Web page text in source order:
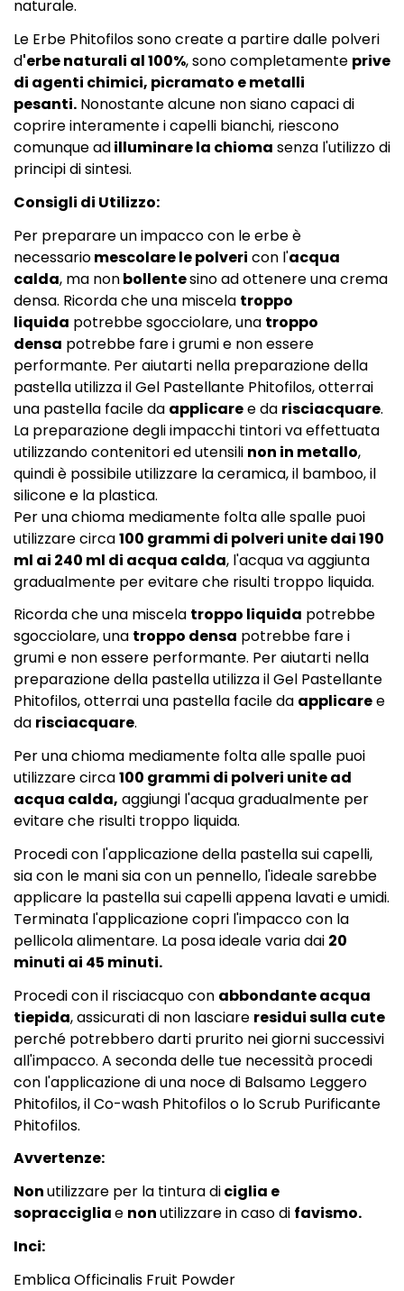
naturale.
Le Erbe Phitofilos sono create a partire dalle polveri
d'erbe naturali al 100%, sono completamente prive
di agenti chimici, picramato e metalli
pesanti. Nonostante alcune non siano capaci di
coprire interamente i capelli bianchi, riescono
comunque adilluminare la chioma senza l'utilizzo di
principi di sintesi.
Consigli di Utilizzo:
Per preparare un impacco con le erbe è
necessariomescolare le polveri con l'acqua
calda, ma nonbollentesino ad ottenere una crema
densa. Ricorda che una miscela troppo
liquida potrebbe sgocciolare, una troppo
densa potrebbe fare i grumi e non essere
performante. Per aiutarti nella preparazione della
pastella utilizza ilGel Pastellante Phitofilos, otterrai
una pastella facile da applicaree da risciacquare.
La preparazione degli impacchi tintori va effettuata
utilizzando contenitori ed utensili non in metallo,
quindi è possibile utilizzare la ceramica, il bamboo, il
silicone e la plastica.
Per una chioma mediamente folta alle spalle puoi
utilizzare circa100 grammi di polveri unite dai 190
ml ai 240 ml di acqua calda, l'acqua va aggiunta
gradualmente per evitare che risulti troppo liquida.
Ricorda che una miscela troppo liquida potrebbe
sgocciolare, una troppo densa potrebbe fare i
grumi e non essere performante. Per aiutarti nella
preparazione della pastella utilizza ilGel Pastellante
Phitofilos, otterrai una pastella facile da applicaree
da risciacquare.
Per una chioma mediamente folta alle spalle puoi
utilizzare circa100 grammi di polveri unite ad
acqua calda, aggiungi l'acqua gradualmente per
evitare che risulti troppo liquida.
Procedi con l'applicazione della pastella sui capelli,
sia con le mani sia con un pennello, l'ideale sarebbe
applicare la pastella sui capelli appena lavati e umidi.
Terminata l'applicazione copri l'impacco con la
pellicola alimentare. La posa ideale varia dai 20
minuti ai 45 minuti.
Procedi con il risciacquo con abbondante acqua
tiepida, assicurati di non lasciare residui sulla cute
perché potrebbero darti prurito nei giorni successivi
all'impacco. A seconda delle tue necessità procedi
con l'applicazione di una noce di Balsamo Leggero
Phitofilos, ilCo-wash Phitofiloso loScrub Purificante
Phitofilos.
Avvertenze:
Nonutilizzare per la tintura diciglia e
sopraccigliae nonutilizzare in caso di favismo.
Inci:
Emblica Officinalis Fruit Powder